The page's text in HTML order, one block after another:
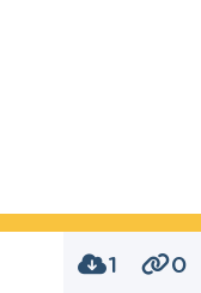
1 0